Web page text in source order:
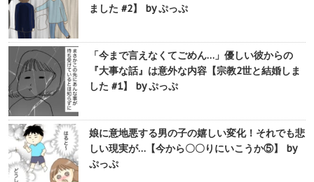
ました #2】 by ぷっぷ
「今まで言えなくてごめん…」優しい彼からの
『大事な話』は意外な内容【宗教2世と結婚しま
した #1】 by ぷっぷ
娘に意地悪する男の子の嬉しい変化！それでも悲
しい現実が…【今から〇〇りにいこうか⑤】 by
ぷっぷ